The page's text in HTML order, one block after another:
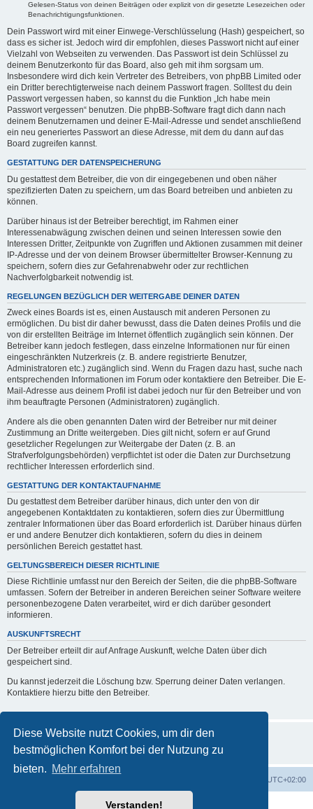
Diese Website nutzt Cookies, um dir den
bestmöglichen Komfort bei der Nutzung zu
bieten. Mehr erfahren
Verstanden!
Gelesen-Status von deinen Beiträgen oder explizit von dir gesetzte Lesezeichen oder
Benachrichtigungsfunktionen.
Dein Passwort wird mit einer Einwege-Verschlüsselung (Hash) gespeichert, so
dass es sicher ist. Jedoch wird dir empfohlen, dieses Passwort nicht auf einer
Vielzahl von Webseiten zu verwenden. Das Passwort ist dein Schlüssel zu
deinem Benutzerkonto für das Board, also geh mit ihm sorgsam um.
Insbesondere wird dich kein Vertreter des Betreibers, von phpBB Limited oder
ein Dritter berechtigterweise nach deinem Passwort fragen. Solltest du dein
Passwort vergessen haben, so kannst du die Funktion „Ich habe mein
Passwort vergessen“ benutzen. Die phpBB-Software fragt dich dann nach
deinem Benutzernamen und deiner E-Mail-Adresse und sendet anschließend
ein neu generiertes Passwort an diese Adresse, mit dem du dann auf das
Board zugreifen kannst.
GESTATTUNG DER DATENSPEICHERUNG
Du gestattest dem Betreiber, die von dir eingegebenen und oben näher
spezifizierten Daten zu speichern, um das Board betreiben und anbieten zu
können.
Darüber hinaus ist der Betreiber berechtigt, im Rahmen einer
Interessenabwägung zwischen deinen und seinen Interessen sowie den
Interessen Dritter, Zeitpunkte von Zugriffen und Aktionen zusammen mit deiner
IP-Adresse und der von deinem Browser übermittelter Browser-Kennung zu
speichern, sofern dies zur Gefahrenabwehr oder zur rechtlichen
Nachverfolgbarkeit notwendig ist.
REGELUNGEN BEZÜGLICH DER WEITERGABE DEINER DATEN
Zweck eines Boards ist es, einen Austausch mit anderen Personen zu
ermöglichen. Du bist dir daher bewusst, dass die Daten deines Profils und die
von dir erstellten Beiträge im Internet öffentlich zugänglich sein können. Der
Betreiber kann jedoch festlegen, dass einzelne Informationen nur für einen
eingeschränkten Nutzerkreis (z. B. andere registrierte Benutzer,
Administratoren etc.) zugänglich sind. Wenn du Fragen dazu hast, suche nach
entsprechenden Informationen im Forum oder kontaktiere den Betreiber. Die E-
Mail-Adresse aus deinem Profil ist dabei jedoch nur für den Betreiber und von
ihm beauftragte Personen (Administratoren) zugänglich.
Andere als die oben genannten Daten wird der Betreiber nur mit deiner
Zustimmung an Dritte weitergeben. Dies gilt nicht, sofern er auf Grund
gesetzlicher Regelungen zur Weitergabe der Daten (z. B. an
Strafverfolgungsbehörden) verpflichtet ist oder die Daten zur Durchsetzung
rechtlicher Interessen erforderlich sind.
GESTATTUNG DER KONTAKTAUFNAHME
Du gestattest dem Betreiber darüber hinaus, dich unter den von dir
angegebenen Kontaktdaten zu kontaktieren, sofern dies zur Übermittlung
zentraler Informationen über das Board erforderlich ist. Darüber hinaus dürfen
er und andere Benutzer dich kontaktieren, sofern du dies in deinem
persönlichen Bereich gestattet hast.
GELTUNGSBEREICH DIESER RICHTLINIE
Diese Richtlinie umfasst nur den Bereich der Seiten, die die phpBB-Software
umfassen. Sofern der Betreiber in anderen Bereichen seiner Software weitere
personenbezogene Daten verarbeitet, wird er dich darüber gesondert
informieren.
AUSKUNFTSRECHT
Der Betreiber erteilt dir auf Anfrage Auskunft, welche Daten über dich
gespeichert sind.
Du kannst jederzeit die Löschung bzw. Sperrung deiner Daten verlangen.
Kontaktiere hierzu bitte den Betreiber.
UTC+02:00
Powered byphpBB® Forum Software © phpBB Limited